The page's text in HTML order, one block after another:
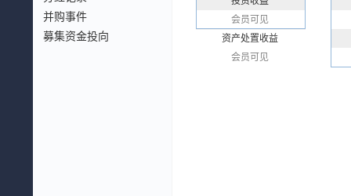
并购事件
募集资金投向
会员可见
资产处置收益
会员可见